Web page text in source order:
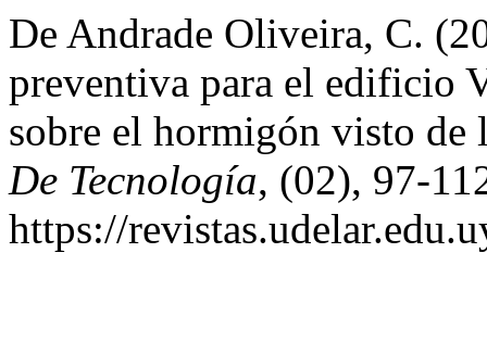
De Andrade Oliveira, C.
preventiva para el edificio
sobre el hormigón visto
De Tecnología, (02), 97-
https://